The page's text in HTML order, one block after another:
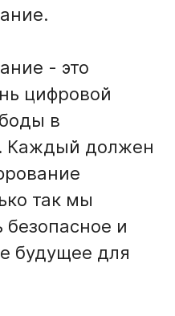
- это
цифровой
в
Каждый должен
так мы
и
будущее для